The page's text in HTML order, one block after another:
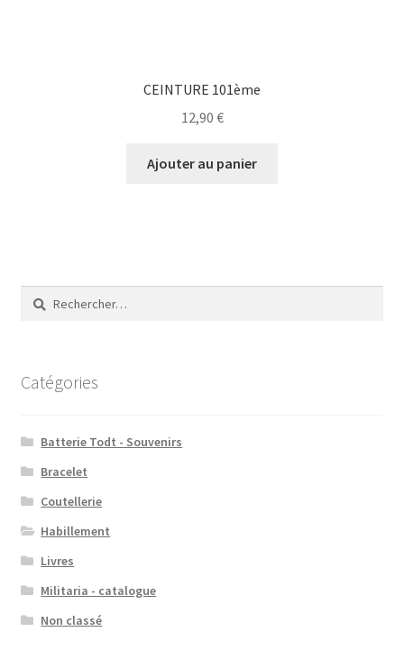
CEINTURE 101ème
12,90 €
Ajouter au panier
Rechercher :
Catégories
Batterie Todt - Souvenirs
Bracelet
Coutellerie
Habillement
Livres
Militaria - catalogue
Non classé